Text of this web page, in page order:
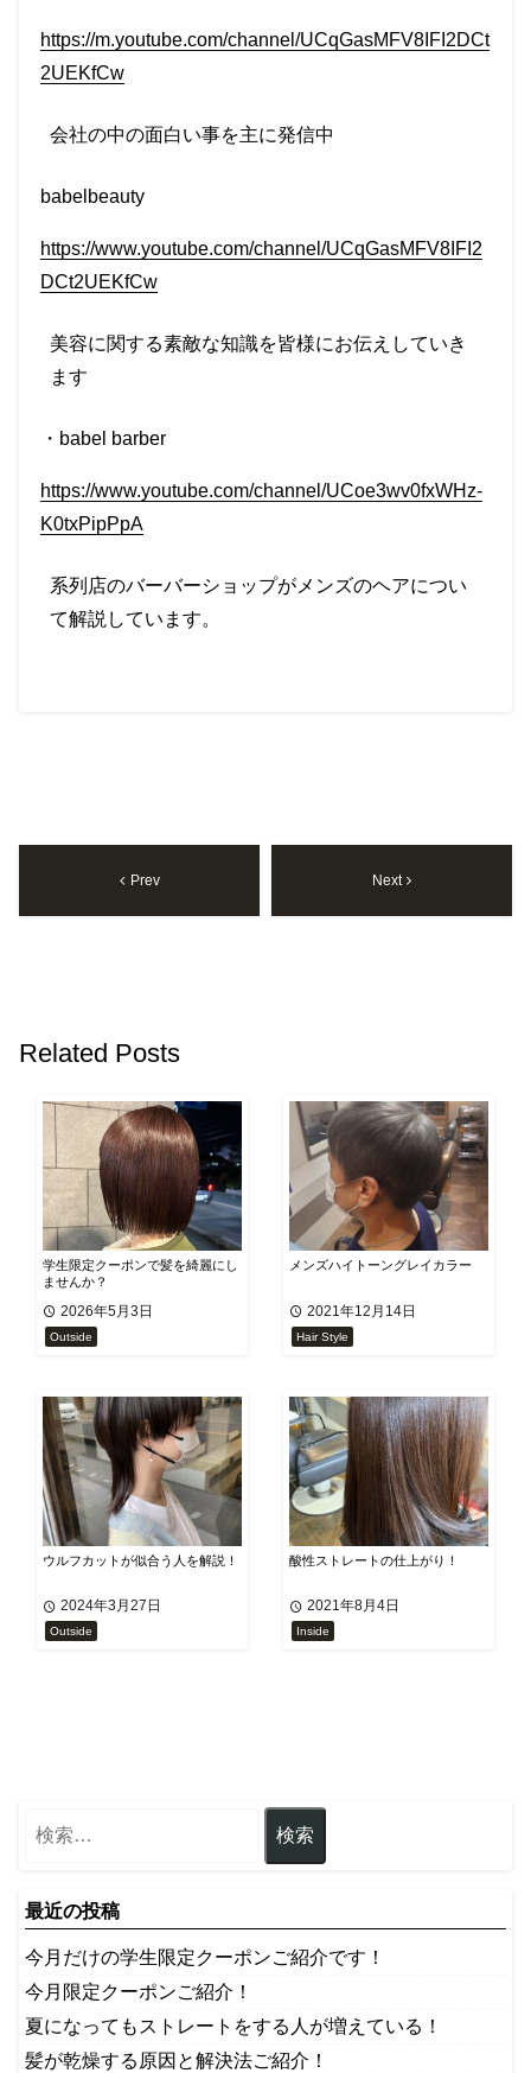
https://m.youtube.com/channel/UCqGasMFV8IFI2DCt
2UEKfCw
会社の中の面白い事を主に発信中
babelbeauty
https://www.youtube.com/channel/UCqGasMFV8IFI2
DCt2UEKfCw
美容に関する素敵な知識を皆様にお伝えしていき
ます
・ babel barber
https://www.youtube.com/channel/UCoe3wv0fxWHz-
K0txPipPpA
系列店のバーバーショップがメンズのヘアについ
て解説しています。
Prev Next
Related Posts
学生限定クーポンで髪を綺麗にし
ませんか？
2026年5月3日
Outside
メンズハイトーングレイカラー
2021年12月14日
Hair Style
ウルフカットが似合う人を解説！
2024年3月27日
Outside
酸性ストレートの仕上がり！
2021年8月4日
Inside
最近の投稿
今月だけの学生限定クーポンご紹介です！
今月限定クーポンご紹介！
夏になってもストレートをする人が増えている！
髪が乾燥する原因と解決法ご紹介！